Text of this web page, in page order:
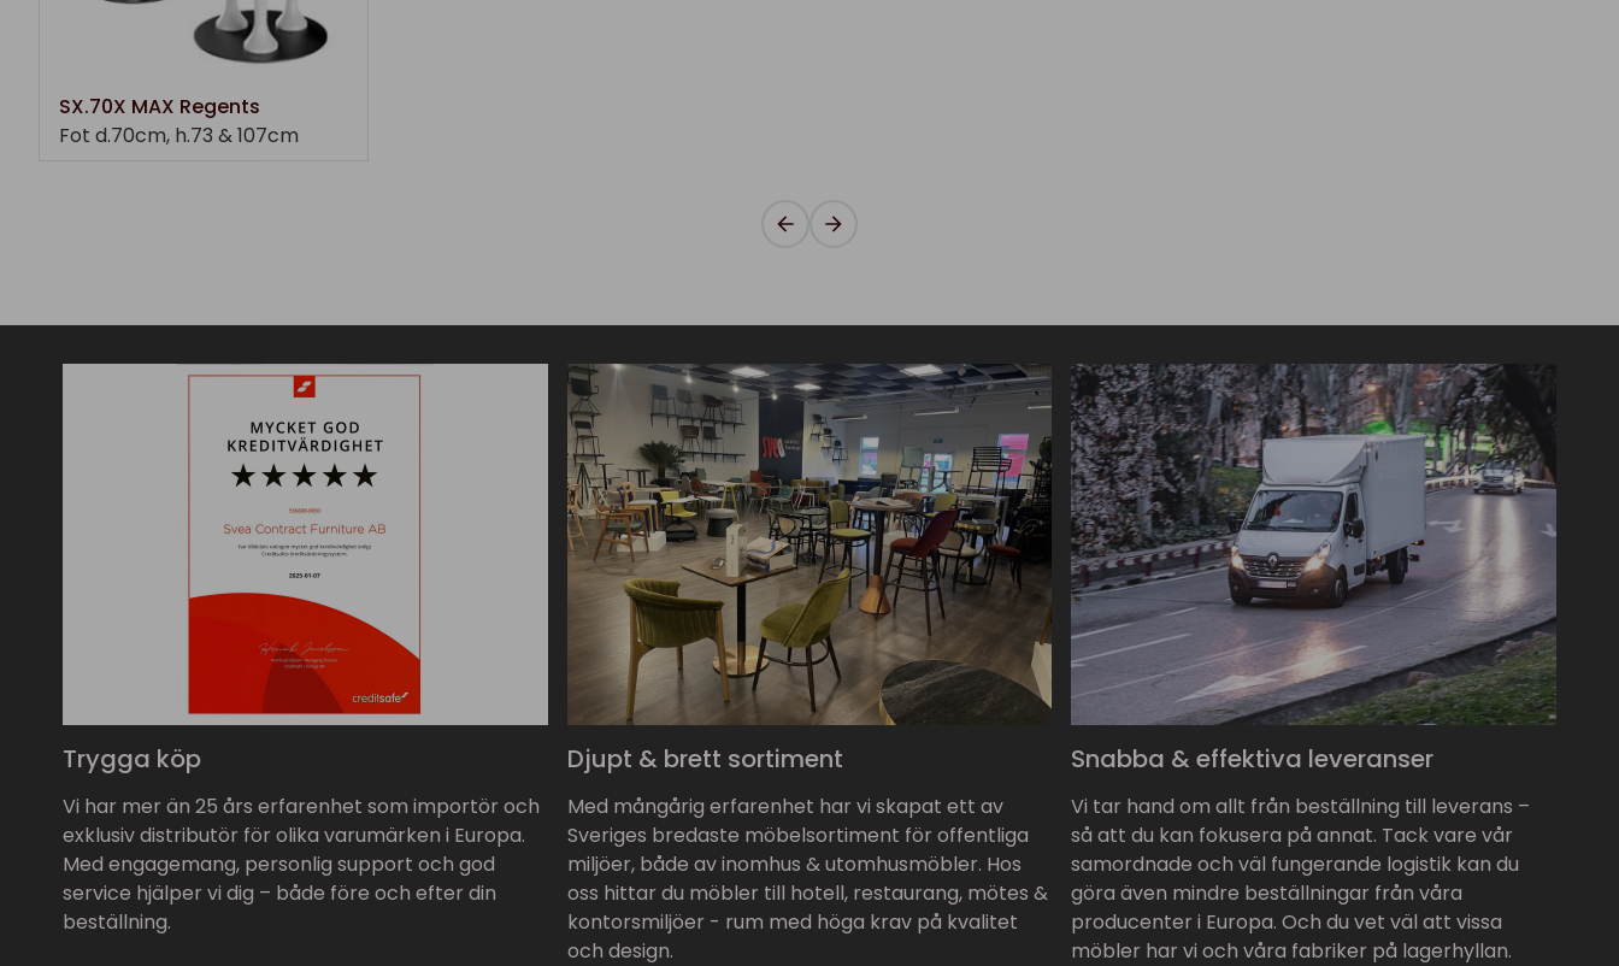
SX.70X MAX Regents
Fot d.70cm, h.73 & 107cm
Trygga köp
Vi har mer än 25 års erfarenhet som importör och
exklusiv distributör för olika varumärken i Europa.
Med engagemang, personlig support och god
service hjälper vi dig – både före och efter din
beställning.
Djupt & brett sortiment
Med mångårig erfarenhet har vi skapat ett av
Sveriges bredaste möbelsortiment för offentliga
miljöer, både av inomhus & utomhusmöbler. Hos
oss hittar du möbler till hotell, restaurang, mötes &
kontorsmiljöer - rum med höga krav på kvalitet
och design.
Snabba & effektiva leveranser
Vi tar hand om allt från beställning till leverans –
så att du kan fokusera på annat. Tack vare vår
samordnade och väl fungerande logistik kan du
göra även mindre beställningar från våra
producenter i Europa. Och du vet väl att vissa
möbler har vi och våra fabriker på lagerhyllan.